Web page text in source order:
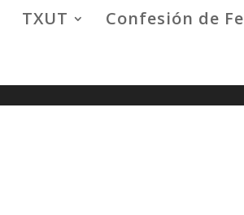
TXUT Confesión de Fe